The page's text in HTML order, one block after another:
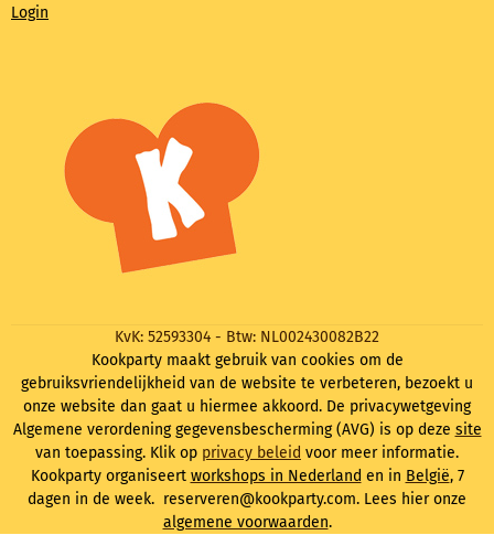
Login
KvK: 52593304 - Btw: NL002430082B22
Kookparty maakt gebruik van cookies om de
gebruiksvriendelijkheid van de website te verbeteren, bezoekt u
onze website dan gaat u hiermee akkoord. De privacywetgeving
Algemene verordening gegevensbescherming (AVG) is op deze site
van toepassing. Klik op privacy beleid voor meer informatie.
Kookparty organiseert workshops in Nederland en in België, 7
dagen in de week. reserveren@kookparty.com. Lees hier onze
algemene voorwaarden.